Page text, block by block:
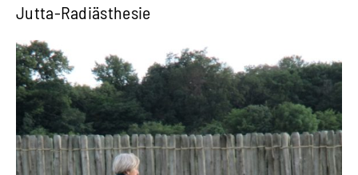
Jutta-Radiästhesie